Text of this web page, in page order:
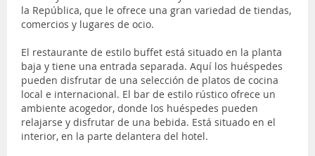
la República, que le ofrece una gran variedad de tiendas,
comercios y lugares de ocio.
El restaurante de estilo buffet está situado en la planta
baja y tiene una entrada separada. Aquí los huéspedes
pueden disfrutar de una selección de platos de cocina
local e internacional. El bar de estilo rústico ofrece un
ambiente acogedor, donde los huéspedes pueden
relajarse y disfrutar de una bebida. Está situado en el
interior, en la parte delantera del hotel.